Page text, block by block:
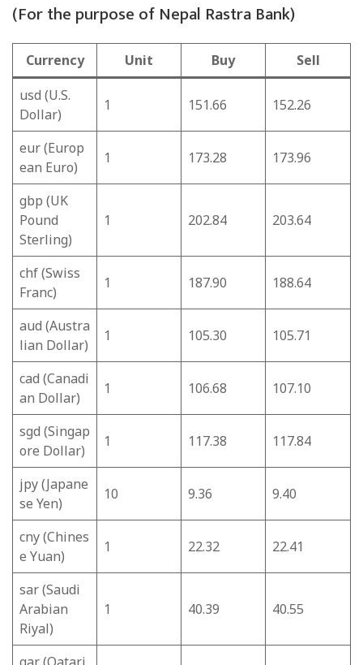
(For the purpose of Nepal Rastra Bank)
Currency Unit Buy
Sell
usd (U.S.
Dollar)
1 151.66 152.26
eur (Europ
ean Euro)
1 173.28 173.96
gbp (UK
Pound
Sterling)
1 202.84 203.64
chf (Swiss
Franc)
1 187.90 188.64
aud (Austra
lian Dollar)
1 105.30 105.71
cad (Canadi
an Dollar)
1 106.68 107.10
sgd (Singap
ore Dollar)
1 117.38 117.84
jpy (Japane
se Yen)
10 9.36 9.40
cny (Chines
e Yuan)
1 22.32 22.41
sar (Saudi
Arabian
Riyal)
1 40.39 40.55